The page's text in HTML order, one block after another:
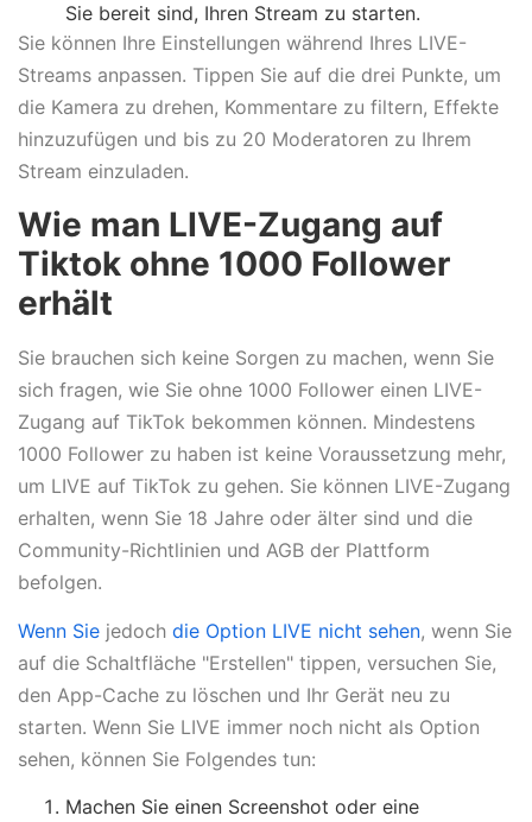
Sie bereit sind, Ihren Stream zu starten.
Sie können Ihre Einstellungen während Ihres LIVE-
Streams anpassen. Tippen Sie auf die drei Punkte, um
die Kamera zu drehen, Kommentare zu filtern, Effekte
hinzuzufügen und bis zu 20 Moderatoren zu Ihrem
Stream einzuladen.
Wie man LIVE-Zugang auf
Tiktok ohne 1000 Follower
erhält
Sie brauchen sich keine Sorgen zu machen, wenn Sie
sich fragen, wie Sie ohne 1000 Follower einen LIVE-
Zugang auf TikTok bekommen können. Mindestens
1000 Follower zu haben ist keine Voraussetzung mehr,
um LIVE auf TikTok zu gehen. Sie können LIVE-Zugang
erhalten, wenn Sie 18 Jahre oder älter sind und die
Community-Richtlinien und AGB der Plattform
befolgen.
Wenn Sie jedoch die Option LIVE nicht sehen, wenn Sie
auf die Schaltfläche "Erstellen" tippen, versuchen Sie,
den App-Cache zu löschen und Ihr Gerät neu zu
starten. Wenn Sie LIVE immer noch nicht als Option
sehen, können Sie Folgendes tun:
Machen Sie einen Screenshot oder eine